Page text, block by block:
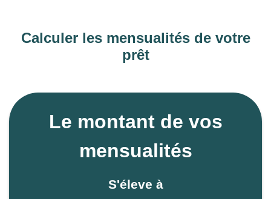
Calculer les mensualités de votre
prêt
Le montant de vos
mensualités
S'éleve à